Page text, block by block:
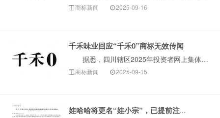
商标新闻 2025-09-16
千禾味业回应“千禾0”商标无效传闻
据悉，四川辖区2025年投资者网上集体接待日及半年报业绩说明会在线上举行。千禾味业相关负责人在回应投资者提问时表示，有关“千禾0”商标被宣告无效的···
商标新闻 2025-09-15
娃哈哈将更名“娃小宗”，已提前注册商标！